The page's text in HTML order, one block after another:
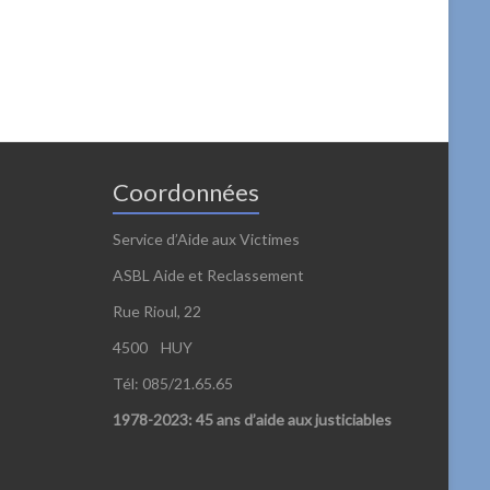
Coordonnées
Service d’Aide aux Victimes
ASBL Aide et Reclassement
Rue Rioul, 22
4500 HUY
Tél: 085/21.65.65
1978-2023: 45 ans d’aide aux justiciables